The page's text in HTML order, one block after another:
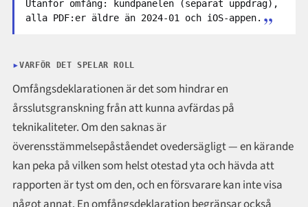
Utanför omfång: kundpanelen (separat uppdrag),
alla PDF:er äldre än 2024-01 och iOS-appen.
VARFÖR DET SPELAR ROLL
Omfångsdeklarationen är det som hindrar en
årsslutsgranskning från att kunna avfärdas på
teknikaliteter. Om den saknas är
överensstämmelsepåståendet ovedersägligt — en kärande
kan peka på vilken som helst otestad yta och hävda att
rapporten är tyst om den, och en försvarare kan inte visa